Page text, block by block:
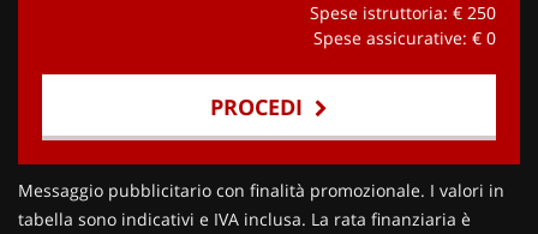
Spese istruttoria: € 250
Spese assicurative: € 0
PROCEDI
Contattaci
Messaggio pubblicitario con finalità promozionale. I valori in
tabella sono indicativi e IVA inclusa. La rata finanziaria è